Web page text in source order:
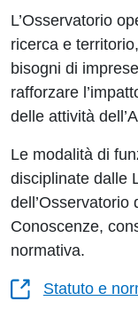
L’Osservatorio
ricerca e
bisogni di
rafforzare
delle attività
Le modalità di
disciplinate dalle
dell’Osservatorio
Conoscenze,
normativa.
Statuto e